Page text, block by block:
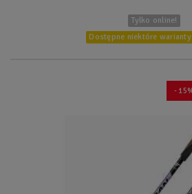
Tylko online!
Dostępne niektóre
-